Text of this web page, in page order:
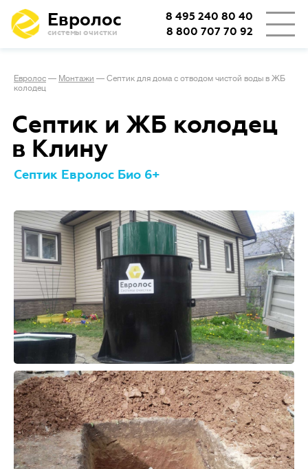
Евролос
системы очистки
8 495 240 80 40
8 800 707 70 92
Евролос — Монтажи — Септик для дома с отводом чистой воды в ЖБ
колодец
Септик и ЖБ колодец
в Клину
Септик Евролос Био 6+